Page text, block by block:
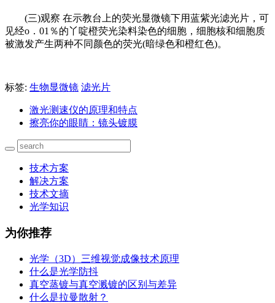
(三)观察 在示教台上的荧光显微镜下用蓝紫光滤光片，可
见经o．01％的丫啶橙荧光染料染色的细胞，细胞核和细胞质
被激发产生两种不同颜色的荧光(暗绿色和橙红色)。
标签: 生物显微镜 滤光片
激光测速仪的原理和特点
擦亮你的眼睛：镜头镀膜
技术方案
解决方案
技术文摘
光学知识
为你推荐
光学（3D）三维视觉成像技术原理
什么是光学防抖
真空蒸镀与真空溅镀的区别与差异
什么是拉曼散射？